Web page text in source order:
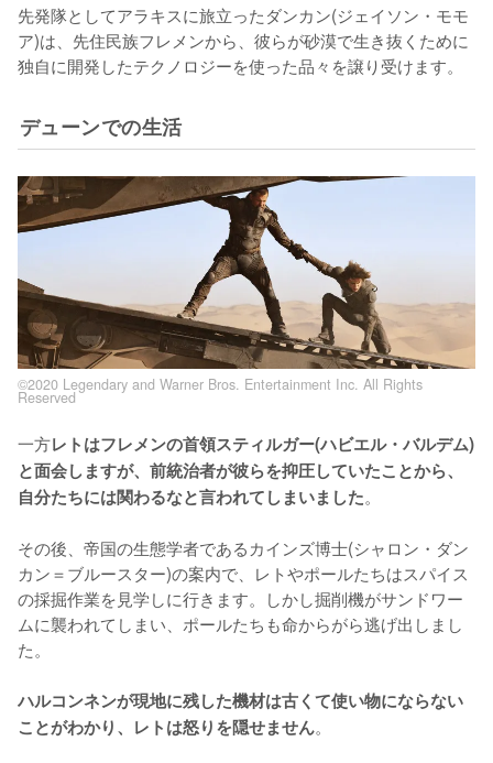
先発隊としてアラキスに旅立ったダンカン(ジェイソン・モモ
ア)は、先住民族フレメンから、彼らが砂漠で生き抜くために
独自に開発したテクノロジーを使った品々を譲り受けます。
デューンでの生活
©2020 Legendary and Warner Bros. Entertainment Inc. All Rights
Reserved
一方レトはフレメンの首領スティルガー(ハビエル・バルデム)
と面会しますが、前統治者が彼らを抑圧していたことから、
自分たちには関わるなと言われてしまいました。
その後、帝国の生態学者であるカインズ博士(シャロン・ダン
カン＝ブルースター)の案内で、レトやポールたちはスパイス
の採掘作業を見学しに行きます。しかし掘削機がサンドワー
ムに襲われてしまい、ポールたちも命からがら逃げ出しまし
た。
ハルコンネンが現地に残した機材は古くて使い物にならない
ことがわかり、レトは怒りを隠せません。